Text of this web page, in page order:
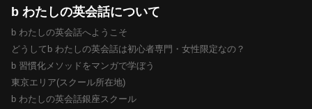
b わたしの英会話について
b わたしの英会話へようこそ
どうしてb わたしの英会話は初心者専門・女性限定なの？
b 習慣化メソッドをマンガで学ぼう
東京エリア(スクール所在地)
b わたしの英会話銀座スクール